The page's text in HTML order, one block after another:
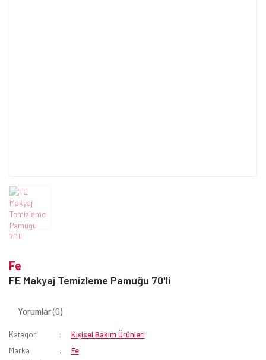
Fe
FE Makyaj Temizleme Pamuğu 70'li
Yorumlar (0)
Kategori
Kişisel Bakım Ürünleri
Marka
Fe